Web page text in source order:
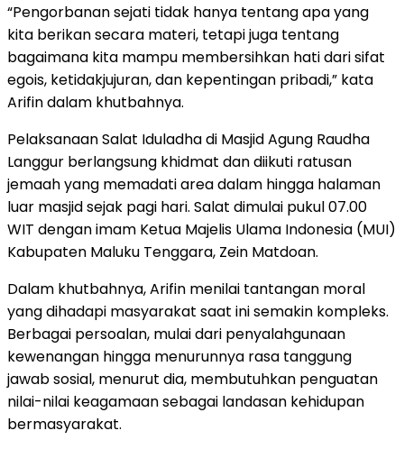
“Pengorbanan sejati tidak hanya tentang apa yang
kita berikan secara materi, tetapi juga tentang
bagaimana kita mampu membersihkan hati dari sifat
egois, ketidakjujuran, dan kepentingan pribadi,” kata
Arifin dalam khutbahnya.
Pelaksanaan Salat Iduladha di Masjid Agung Raudha
Langgur berlangsung khidmat dan diikuti ratusan
jemaah yang memadati area dalam hingga halaman
luar masjid sejak pagi hari. Salat dimulai pukul 07.00
WIT dengan imam Ketua Majelis Ulama Indonesia (MUI)
Kabupaten Maluku Tenggara, Zein Matdoan.
Dalam khutbahnya, Arifin menilai tantangan moral
yang dihadapi masyarakat saat ini semakin kompleks.
Berbagai persoalan, mulai dari penyalahgunaan
kewenangan hingga menurunnya rasa tanggung
jawab sosial, menurut dia, membutuhkan penguatan
nilai-nilai keagamaan sebagai landasan kehidupan
bermasyarakat.